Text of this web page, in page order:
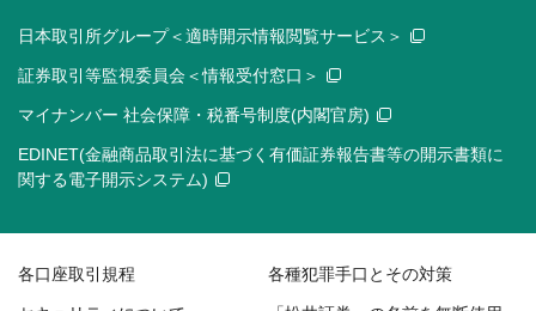
日本取引所グループ＜適時開示情報閲覧サービス＞
証券取引等監視委員会＜情報受付窓口＞
マイナンバー 社会保障・税番号制度(内閣官房)
EDINET(金融商品取引法に基づく有価証券報告書等の開示書類に
関する電子開示システム)
各口座取引規程 各種犯罪手口とその対策